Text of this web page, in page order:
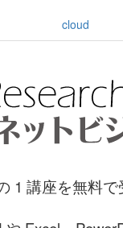
cloud
1 講座を無料